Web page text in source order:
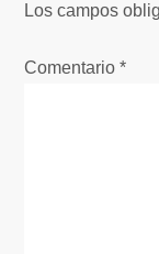
a
c
Los campos
Comentario*